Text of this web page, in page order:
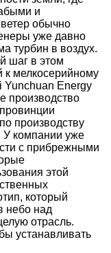
и
обычно
уже давно
турбин в воздух.
шаг в этом
к мелкосерийному
Yunchuan Energy
производство
производству
У компании уже
с прибрежными
этой
который
небо над
отрасль.
устанавливать